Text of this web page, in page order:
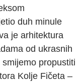
duh minule
je arhitektura
od ukrasnih
propustiti
Kolje Fičeta –